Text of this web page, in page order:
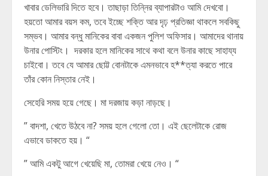
খাবার ডেলিভারি দিতে হবে। তাছাড়া তিন্নির ব্যাপারটাও আমি দেখবো।
হয়তো আমার বয়স কম, তবে ইচ্ছে শক্তি আর দৃঢ় প্রতিজ্ঞা থাকলে সবকিছু
সম্ভব। আমার বন্ধু মানিকের বাবা একজন পুলিশ অফিসার। আমাদের থানায়
উনার পোস্টিং। দরকার হলে মানিকের সাথে কথা বলে উনার কাছে সাহায্য
চাইবো। তবে যে আমার ছোট্ট বোনটাকে এমনভাবে হ**ত্যা করতে পারে
তাঁর কোন নিস্তার নেই।
সেহেরি সময় হয়ে গেছে। মা দরজায় কড়া নাড়ছে।
” বাদশা, খেতে উঠবে না? সময় হলে গেলো তো। এই ছেলেটাকে রোজ
এভাবে ডাকতে হয়। “
” আমি একটু আগে খেয়েছি মা, তোমরা খেয়ে নেও। “